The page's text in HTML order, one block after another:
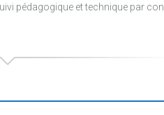
pédagogique et technique par